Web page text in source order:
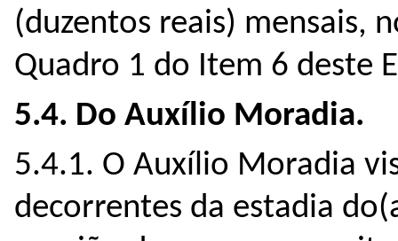
(duzentos reais) mensais,
Quadro 1 do Item 6 deste
5.4. Do Auxílio Moradia.
5.4.1. O Auxílio Moradia
decorrentes da estadia